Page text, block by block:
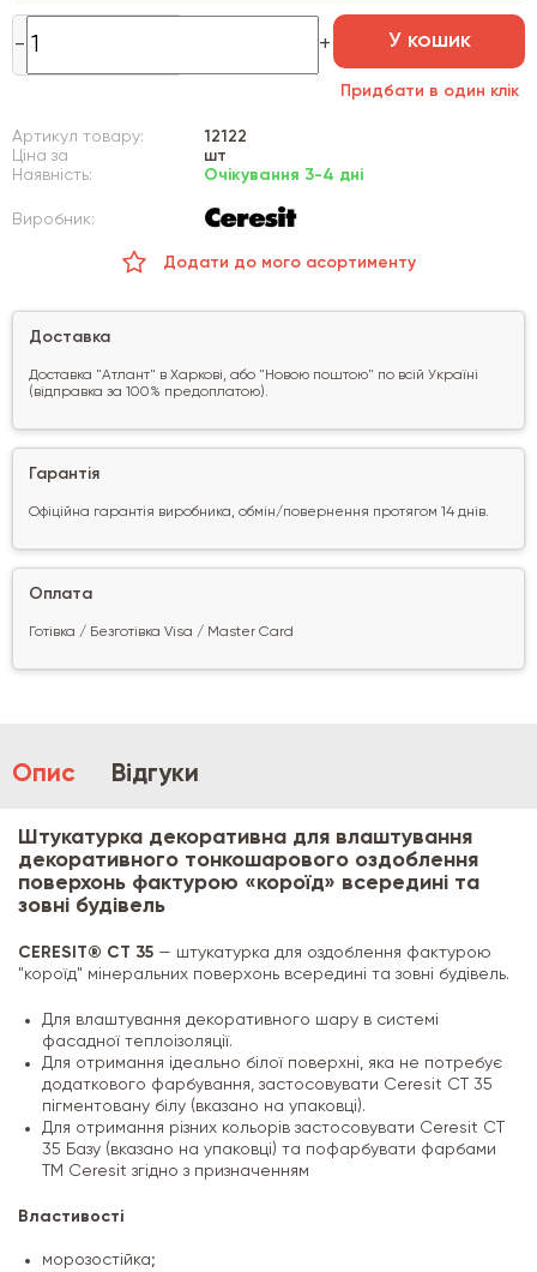
У кошик
Придбати в один клік
Артикул товару:
12122
Ціна за
шт
Наявність:
Очікування 3-4 дні
Виробник:
Додати до мого асортименту
Доставка
Доставка "Атлант" в Харкові, або "Новою поштою" по всій Україні
(відправка за 100% предоплатою).
Гарантія
Офіційна гарантія виробника, обмін/повернення протягом 14 днів.
Оплата
Готівка / Безготівка Visa / Master Card
Опис Відгуки
Штукатурка декоративна для влаштування
декоративного тонкошарового оздоблення
поверхонь фактурою «короїд» всередині та
зовні будівель
CERESIT® CT 35 — штукатурка для оздоблення фактурою
"короїд" мінеральних поверхонь всередині та зовні будівель.
Для влаштування декоративного шару в системі
фасадної теплоізоляції.
Для отримання ідеально білої поверхні, яка не потребує
додаткового фарбування, застосовувати Ceresit CT 35
пігментовану білу (вказано на упаковці).
Для отримання різних кольорів застосовувати Ceresit CT
35 Базу (вказано на упаковці) та пофарбувати фарбами
TM Ceresit згідно з призначенням
Властивості
морозостійка;